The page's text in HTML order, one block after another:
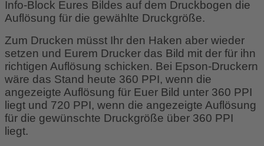
Info-Block Eures Bildes auf dem Druckbogen die
Auflösung für die gewählte Druckgröße.
Zum Drucken müsst Ihr den Haken aber wieder
setzen und Eurem Drucker das Bild mit der für ihn
richtigen Auflösung schicken. Bei Epson-Druckern
wäre das Stand heute 360 PPI, wenn die
angezeigte Auflösung für Euer Bild unter 360 PPI
liegt und 720 PPI, wenn die angezeigte Auflösung
für die gewünschte Druckgröße über 360 PPI
liegt.